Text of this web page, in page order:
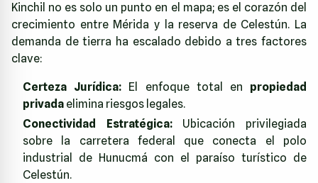
Kinchil no es solo un punto en el mapa; es el corazón del
crecimiento entre Mérida y la reserva de Celestún. La
demanda de tierra ha escalado debido a tres factores
clave:
Certeza Jurídica: El enfoque total en propiedad
privada elimina riesgos legales.
Conectividad Estratégica:Ubicación privilegiada
sobre la carretera federal que conecta el polo
industrial de Hunucmá con el paraíso turístico de
Celestún.